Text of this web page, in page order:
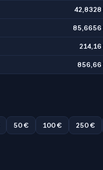
42,8328
85,6656
214,16
856,66
50 € 100 € 250 €